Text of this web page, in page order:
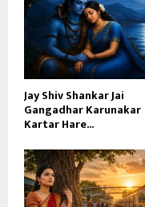
Jay Shiv Shankar Jai
Gangadhar Karunakar
Kartar Hare...